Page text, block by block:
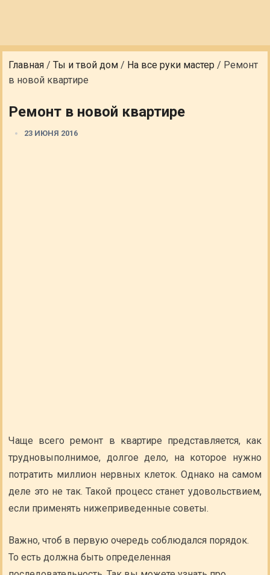
Главная /Ты и твой дом / На все руки мастер / Ремонт
в новой квартире
Ремонт в новой квартире
23 ИЮНЯ 2016
Чаще всего ремонт в квартире представляется, как
трудновыполнимое, долгое дело, на которое нужно
потратить миллион нервных клеток. Однако на самом
деле это не так. Такой процесс станет удовольствием,
если применять нижеприведенные советы.
Важно, чтоб в первую очередь соблюдался порядок.
То есть должна быть определенная